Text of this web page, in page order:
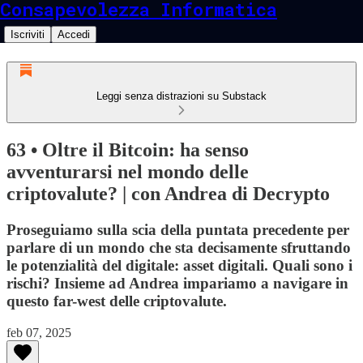
Consapevolezza Informatica
Iscriviti Accedi
Leggi senza distrazioni su Substack
63 • Oltre il Bitcoin: ha senso
avventurarsi nel mondo delle
criptovalute? | con Andrea di Decrypto
Proseguiamo sulla scia della puntata precedente per
parlare di un mondo che sta decisamente sfruttando
le potenzialità del digitale: asset digitali. Quali sono i
rischi? Insieme ad Andrea impariamo a navigare in
questo far-west delle criptovalute.
feb 07, 2025